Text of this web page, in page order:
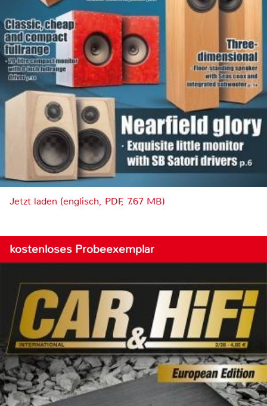
Jetzt laden (englisch, PDF, 7.67 MB)
kostenloses Probeexemplar